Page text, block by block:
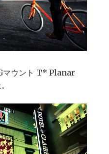
マウント T* Planar